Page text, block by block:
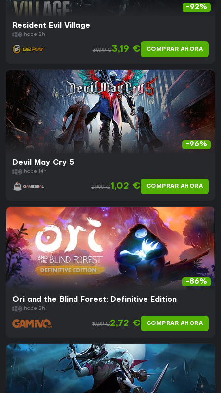
-92%
Resident Evil Village
hace 2h
39,99 €3,19 € COMPRAR AHORA
-96%
Devil May Cry 5
hace 14h
29,99 €1,02 € COMPRAR AHORA
-86%
Ori and the Blind Forest: Definitive Edition
hace 2h
19,99 €2,72 € COMPRAR AHORA